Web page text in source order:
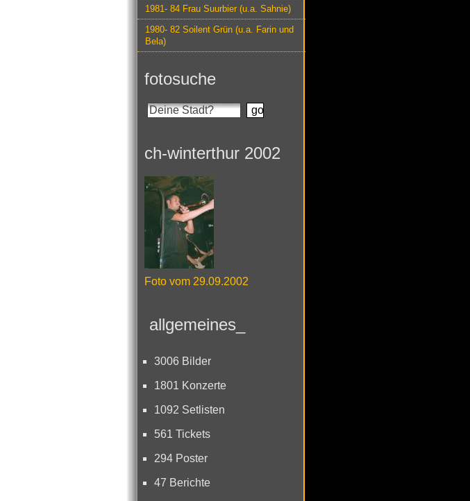
1981- 84 Frau Suurbier (u.a. Sahnie)
1980- 82 Soilent Grün (u.a. Farin und
Bela)
fotosuche
ch-winterthur 2002
Foto vom 29.09.2002
allgemeines_
3006 Bilder
1801 Konzerte
1092 Setlisten
561 Tickets
294 Poster
47 Berichte